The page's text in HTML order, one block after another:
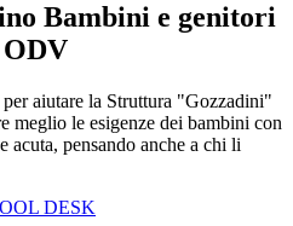
Bambini e genitori
aiutare la Struttura "Gozzadini"
meglio le esigenze dei bambini con
acuta, pensando anche a chi li